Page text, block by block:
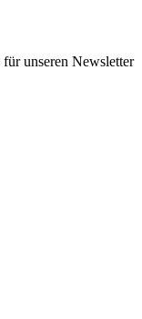
unseren Newsletter